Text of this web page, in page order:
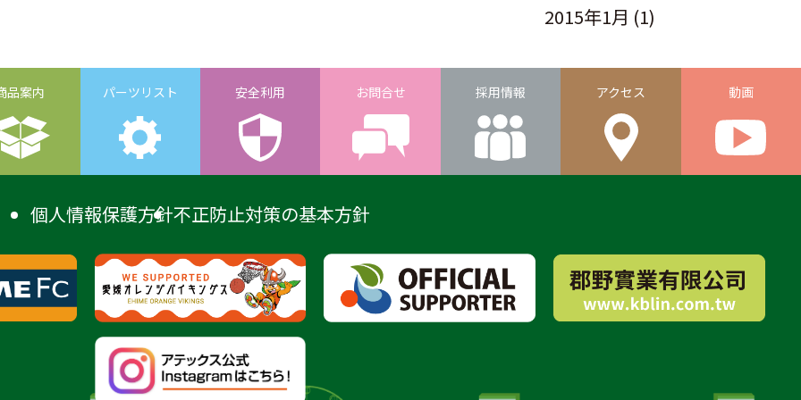
2015年1月 (1)
品案内 パーツリスト 安全利用 お問合せ 採用情報 アクセス 動画
個人情報保護方針不正防止対策の基本方針